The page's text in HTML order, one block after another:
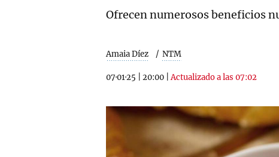
Ofrecen numerosos beneficios
Amaia Díez NTM
07·01·25 20:00 |Actualizado a las 07:02